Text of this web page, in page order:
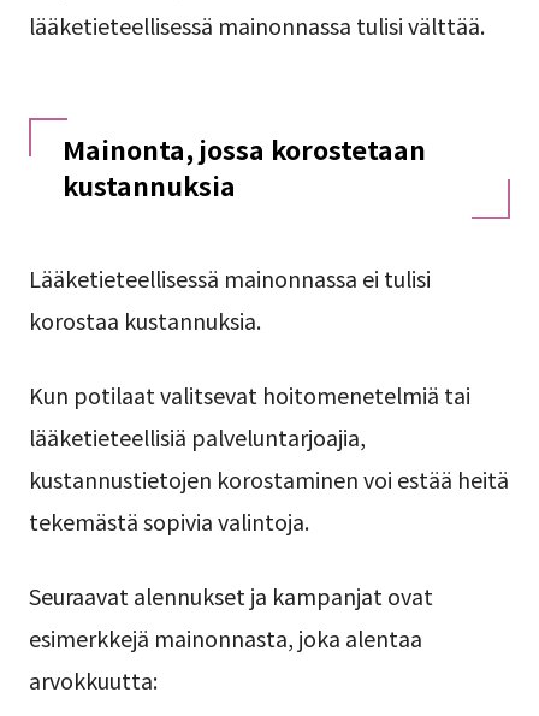
lääketieteellisessä mainonnassa tulisi välttää.
Mainonta, jossa korostetaan
kustannuksia
Lääketieteellisessä mainonnassa ei tulisi
korostaa kustannuksia.
Kun potilaat valitsevat hoitomenetelmiä tai
lääketieteellisiä palveluntarjoajia,
kustannustietojen korostaminen voi estää heitä
tekemästä sopivia valintoja.
Seuraavat alennukset ja kampanjat ovat
esimerkkejä mainonnasta, joka alentaa
arvokkuutta: